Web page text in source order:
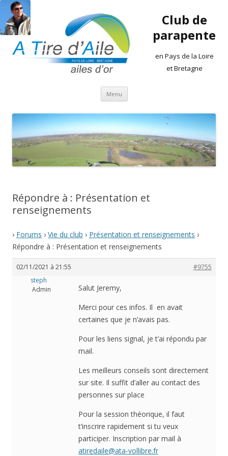
Club de
parapente
en Pays de la Loire
et Bretagne
Menu Aller
contenu
Répondre à : Présentation et
renseignements
› Forums › Vie du club › Présentation et renseignements ›
Répondre à : Présentation et renseignements
02/11/2021 à 21:55
#9755
steph
Admin
Salut Jeremy,
Merci pour ces infos. Il en avait
certaines que je n’avais pas.
Pour les liens signal, je t’ai répondu par
mail.
Les meilleurs conseils sont directement
sur site. Il suffit d’aller au contact des
personnes sur place
Pour la session théorique, il faut
t’inscrire rapidement si tu veux
participer. Inscription par mail à
atiredaile@ata-vollibre.fr